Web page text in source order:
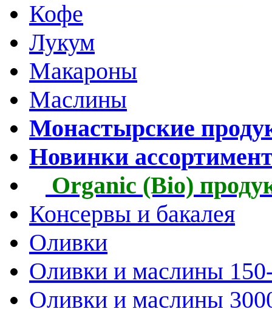
Кофе
Лукум
Макароны
Маслины
Монастырские
Новинки
Organic (Bio)
Консервы и бакалея
Оливки
Оливки и маслины
Оливки и маслины